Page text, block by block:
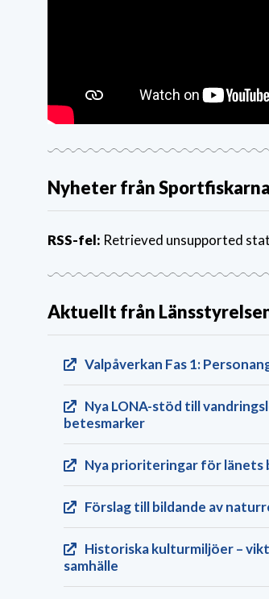
Nyheter från Sportfiskarna
RSS-fel: Retrieved unsupported
Aktuellt från
Valpåverkan Fas 1:
Nya LONA-stöd till
betesmarker
Nya prioriteringar för länets
Förslag till bildande av
Historiska kulturmiljöer –
samhälle